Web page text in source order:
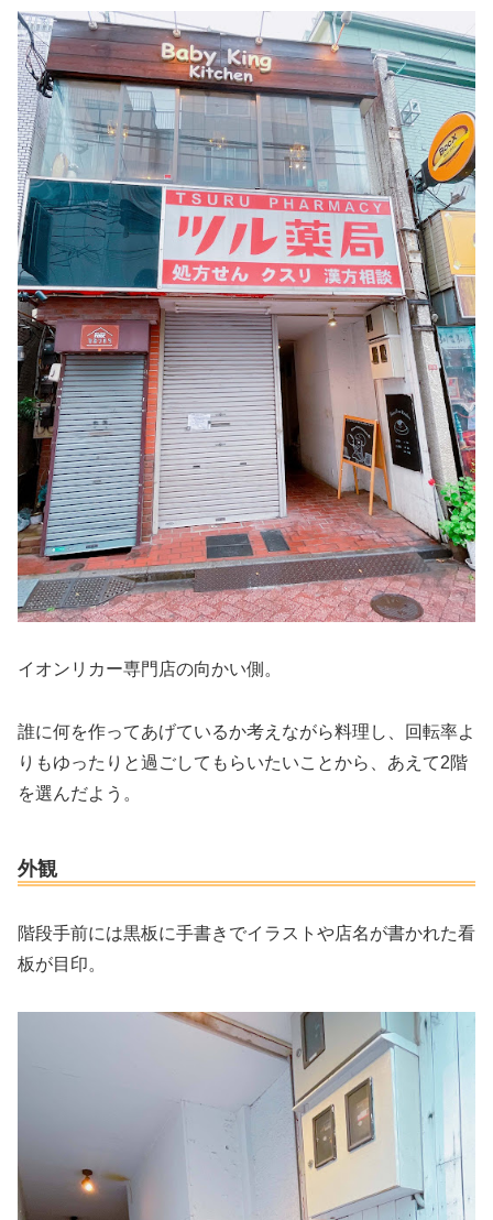
イオンリカー専門店の向かい側。
誰に何を作ってあげているか考えながら料理し、回転率よ
りもゆったりと過ごしてもらいたいことから、あえて2階
を選んだよう。
外観
階段手前には黒板に手書きでイラストや店名が書かれた看
板が目印。